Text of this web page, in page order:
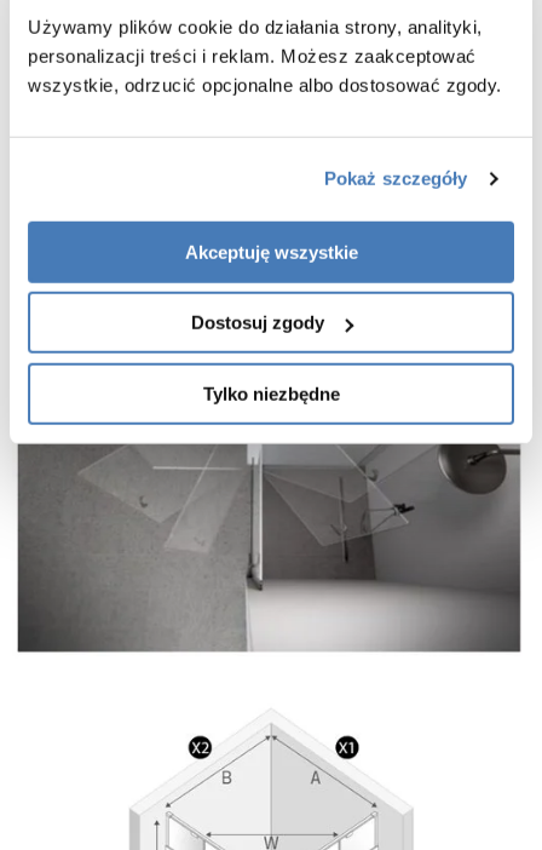
Używamy plików cookie do działania strony, analityki,
personalizacji treści i reklam. Możesz zaakceptować
wszystkie, odrzucić opcjonalne albo dostosować zgody.
Pokaż szczegóły
Akceptuję wszystkie
Dostosuj zgody
Tylko niezbędne
cienkie, niemal niewidoczne profile w kolorze miedź szczotkowana
wieszak na ręcznik w zestawie